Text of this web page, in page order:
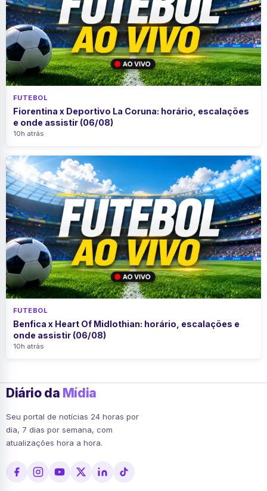
FUTEBOL
Fiorentina x Deportivo La Coruna: horário, escalações
e onde assistir (06/08)
10h atrás
FUTEBOL
Benfica x Heart Of Midlothian: horário, escalações e
onde assistir (06/08)
10h atrás
Diário da Mídia
Seu portal de notícias 24 horas por
dia, 7 dias por semana, com
atualizações hora a hora.